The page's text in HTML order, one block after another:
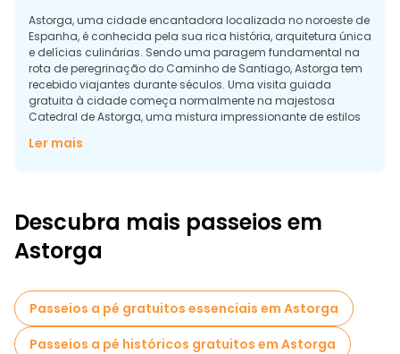
Astorga, uma cidade encantadora localizada no noroeste de
Espanha, é conhecida pela sua rica história, arquitetura única
e delícias culinárias. Sendo uma paragem fundamental na
rota de peregrinação do Caminho de Santiago, Astorga tem
recebido viajantes durante séculos. Uma visita guiada
gratuita à cidade começa normalmente na majestosa
Catedral de Astorga, uma mistura impressionante de estilos
catedral, que apresenta belos vitrais e um altar deslumbrante.
edifício único, com as suas torres de conto de fadas e
detalhes intrincados, reflecte o estilo distinto de Gaudí. Muitas
excursões gratuitas incluem visitas às ruínas romanas de
Asturica Augusta, onde os visitantes podem ver os restos de
passado romano da cidade.
Ler mais
Descubra mais passeios em
Astorga
Passeios a pé gratuitos essenciais em Astorga
Passeios a pé históricos gratuitos em Astorga